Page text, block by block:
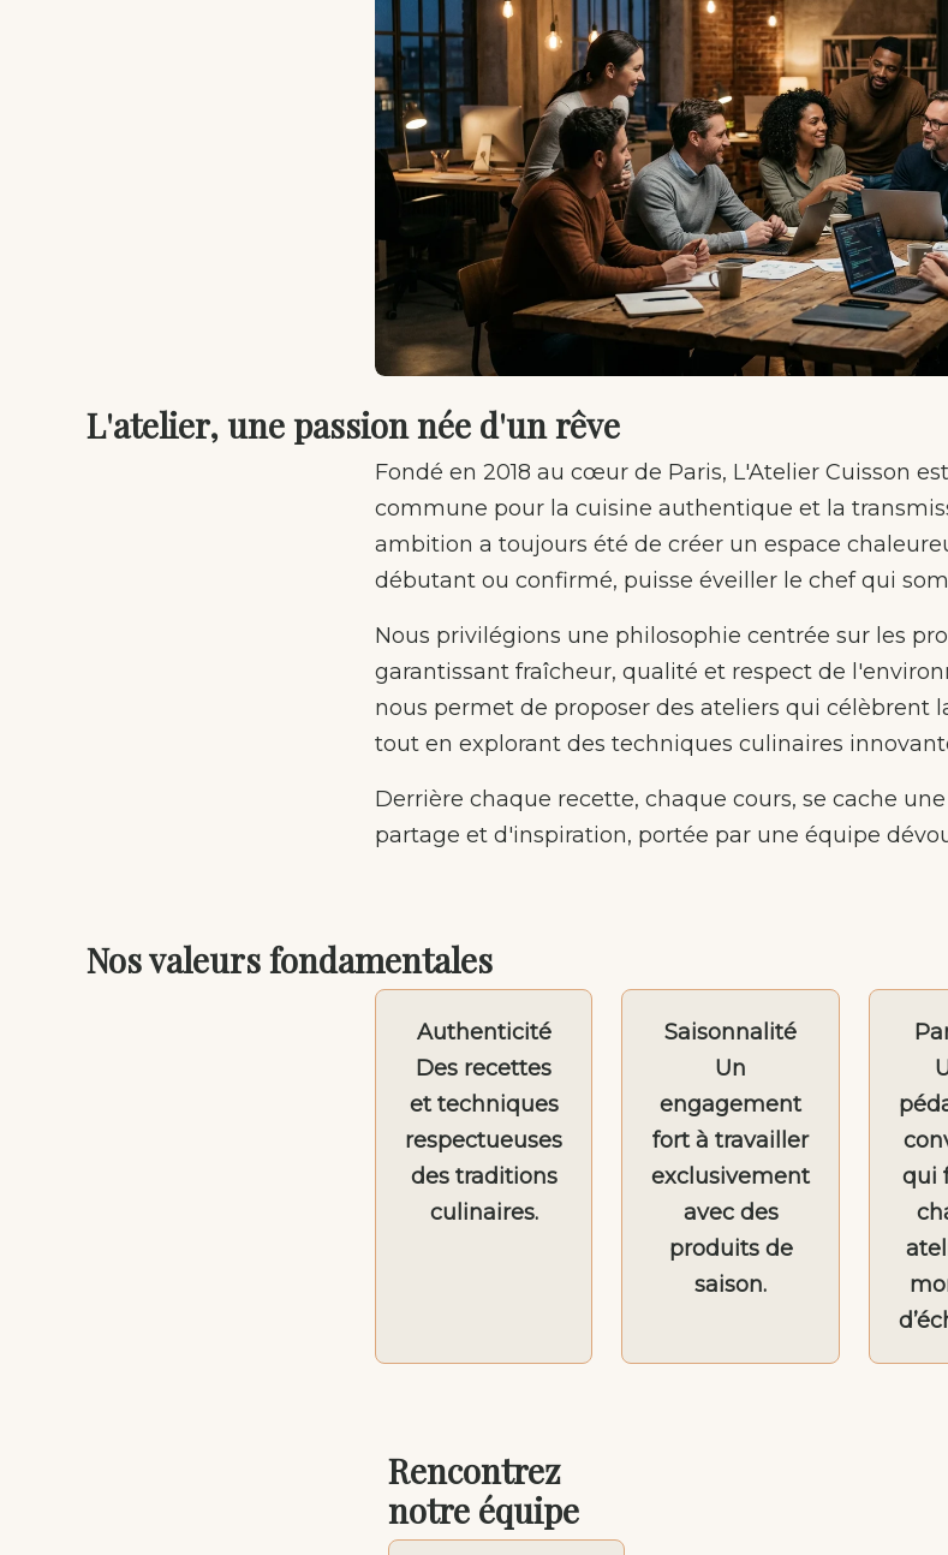
L'atelier, une passion née d'un rêve
Fondé en 2018 au cœur de Paris, L'Atelier Cuisson
commune pour la cuisine authentique et la
ambition a toujours été de créer un espace
débutant ou confirmé, puisse éveiller le chef qui
Nous privilégions une philosophie centrée sur les
garantissant fraîcheur, qualité et respect de
nous permet de proposer des ateliers qui célèbrent
tout en explorant des techniques culinaires
Derrière chaque recette, chaque cours, se cache
partage et d'inspiration, portée par une équipe
Nos valeurs fondamentales
Authenticité
Des recettes
et techniques
respectueuses
des traditions
culinaires.
Saisonnalité
Un
engagement
fort à travailler
exclusivement
avec des
produits de
saison.
qui
Rencontrez
notre équipe